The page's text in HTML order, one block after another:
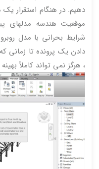
دهیم. در هنگام استقرار
موقعیت هندسه مدلهای
شرایط بحرانی با مدل
دادن یک پرونده تا زمانی
، هرگز نمی تواند کاملاً